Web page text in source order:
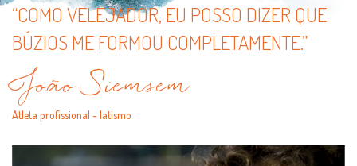
“COMO VELEJADOR, EU POSSO DIZER QUE
BÚZIOS ME FORMOU COMPLETAMENTE.”
João Siemsem
Atleta profissional - Iatismo